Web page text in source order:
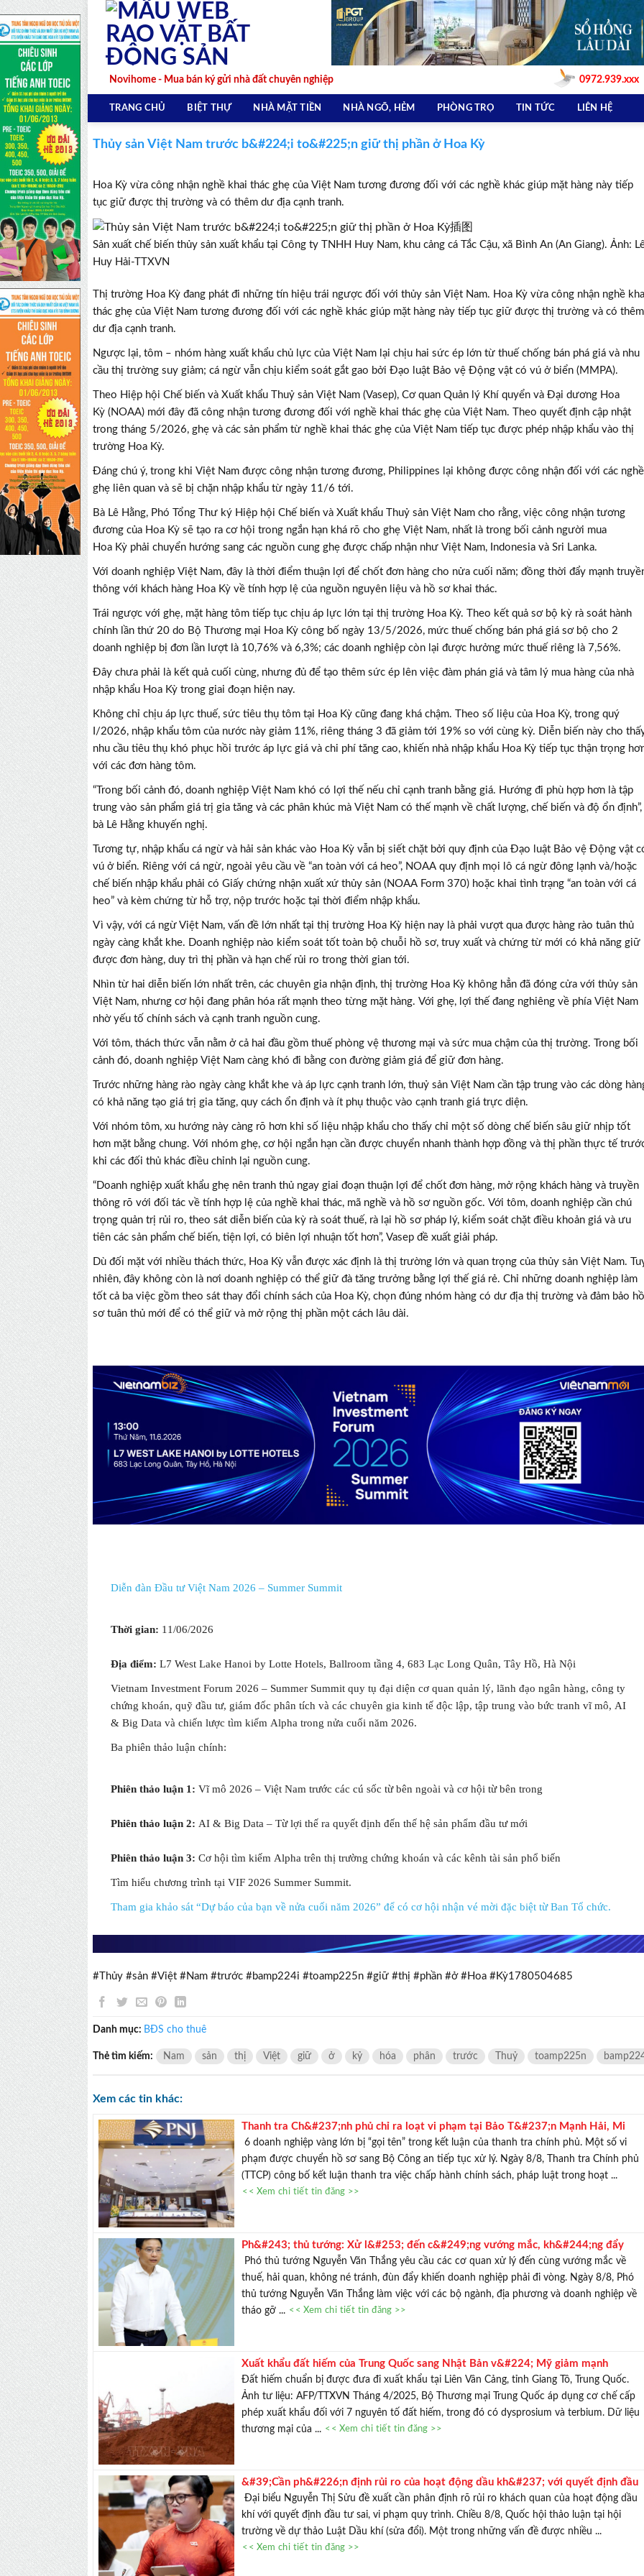
TƯ VẤN
Với hơn 1000 căn nhà và 50
chúng tôi sẽ giúp bạn
Skip
content
Novihome - Mua bán ký gửi nhà đất chuyên nghiệp 0972.939.xxx
TRANG CHỦ BIỆT THỰ NHÀ MẶT TIỀN NHÀ NGÕ, HẺM PHÒNG TRỌ TIN TỨC LIÊN HỆ
Thủy sản Việt Nam trước b&#224;i to&#225;n giữ thị phần ở Hoa Kỳ
Hoa Kỳ vừa công nhận nghề khai thác ghẹ của Việt Nam tương đương đối với các nghề khác giúp mặt hàng này tiếp
tục giữ được thị trường và có thêm dư địa cạnh tranh.
Sản xuất chế biến thủy sản xuất khẩu tại Công ty TNHH Huy Nam, khu cảng cá Tắc Cậu, xã Bình An (An Giang). Ảnh:
Huy Hải-TTXVN
Thị trường Hoa Kỳ đang phát đi những tín hiệu trái ngược đối với thủy sản Việt Nam. Hoa Kỳ vừa công nhận nghề
thác ghẹ của Việt Nam tương đương đối với các nghề khác giúp mặt hàng này tiếp tục giữ được thị trường và có thêm
dư địa cạnh tranh.
Ngược lại, tôm – nhóm hàng xuất khẩu chủ lực của Việt Nam lại chịu hai sức ép lớn từ thuế chống bán phá giá và nhu
cầu thị trường suy giảm; cá ngừ vẫn chịu kiểm soát gắt gao bởi Đạo luật Bảo vệ Động vật có vú ở biển (MMPA).
Theo Hiệp hội Chế biến và Xuất khẩu Thuỷ sản Việt Nam (Vasep), Cơ quan Quản lý Khí quyển và Đại dương Hoa
Kỳ (NOAA) mới đây đã công nhận tương đương đối với nghề khai thác ghẹ của Việt Nam. Theo quyết định cập nhật
trong tháng 5/2026, ghẹ và các sản phẩm từ nghề khai thác ghẹ của Việt Nam tiếp tục được phép nhập khẩu vào thị
trường Hoa Kỳ.
Đáng chú ý, trong khi Việt Nam được công nhận tương đương, Philippines lại không được công nhận đối với các nghề
ghẹ liên quan và sẽ bị chặn nhập khẩu từ ngày 11/6 tới.
Bà Lê Hằng, Phó Tổng Thư ký Hiệp hội Chế biến và Xuất khẩu Thuỷ sản Việt Nam cho rằng, việc công nhận tương
đương của Hoa Kỳ sẽ tạo ra cơ hội trong ngắn hạn khá rõ cho ghẹ Việt Nam, nhất là trong bối cảnh người mua
Hoa Kỳ phải chuyển hướng sang các nguồn cung ghẹ được chấp nhận như Việt Nam, Indonesia và Sri Lanka.
Với doanh nghiệp Việt Nam, đây là thời điểm thuận lợi để chốt đơn hàng cho nửa cuối năm; đồng thời đẩy mạnh
thông với khách hàng Hoa Kỳ về tính hợp lệ của nguồn nguyên liệu và hồ sơ khai thác.
Trái ngược với ghẹ, mặt hàng tôm tiếp tục chịu áp lực lớn tại thị trường Hoa Kỳ. Theo kết quả sơ bộ kỳ rà soát hành
chính lần thứ 20 do Bộ Thương mại Hoa Kỳ công bố ngày 13/5/2026, mức thuế chống bán phá giá sơ bộ cho 2
doanh nghiệp bị đơn lần lượt là 10,76% và 6,3%; các doanh nghiệp còn lại được hưởng mức thuế riêng là 7,56%.
Đây chưa phải là kết quả cuối cùng, nhưng đủ để tạo thêm sức ép lên việc đàm phán giá và tâm lý mua hàng của nhà
nhập khẩu Hoa Kỳ trong giai đoạn hiện nay.
Không chỉ chịu áp lực thuế, sức tiêu thụ tôm tại Hoa Kỳ cũng đang khá chậm. Theo số liệu của Hoa Kỳ, trong quý
I/2026, nhập khẩu tôm của nước này giảm 11%, riêng tháng 3 đã giảm tới 19% so với cùng kỳ. Diễn biến này cho
nhu cầu tiêu thụ khó phục hồi trước áp lực giá và chi phí tăng cao, khiến nhà nhập khẩu Hoa Kỳ tiếp tục thận trọng
với các đơn hàng tôm.
“Trong bối cảnh đó, doanh nghiệp Việt Nam khó có lợi thế nếu chỉ cạnh tranh bằng giá. Hướng đi phù hợp hơn là tập
trung vào sản phẩm giá trị gia tăng và các phân khúc mà Việt Nam có thế mạnh về chất lượng, chế biến và độ ổn định”,
bà Lê Hằng khuyến nghị.
Tương tự, nhập khẩu cá ngừ và hải sản khác vào Hoa Kỳ vẫn bị siết chặt bởi quy định của Đạo luật Bảo vệ Động vật
vú ở biển. Riêng với cá ngừ, ngoài yêu cầu về “an toàn với cá heo”, NOAA quy định mọi lô cá ngừ đông lạnh và/hoặc
chế biến nhập khẩu phải có Giấy chứng nhận xuất xứ thủy sản (NOAA Form 370) hoặc khai tình trạng “an toàn với cá
heo” và kèm chứng từ hỗ trợ, nộp trước hoặc tại thời điểm nhập khẩu.
Vì vậy, với cá ngừ Việt Nam, vấn đề lớn nhất tại thị trường Hoa Kỳ hiện nay là phải vượt qua được hàng rào tuân thủ
ngày càng khắt khe. Doanh nghiệp nào kiểm soát tốt toàn bộ chuỗi hồ sơ, truy xuất và chứng từ mới có khả năng giữ
được đơn hàng, duy trì thị phần và hạn chế rủi ro trong thời gian tới.
Nhìn từ hai diễn biến lớn nhất trên, các chuyên gia nhận định, thị trường Hoa Kỳ không hẳn đã đóng cửa với thủy sản
Việt Nam, nhưng cơ hội đang phân hóa rất mạnh theo từng mặt hàng. Với ghẹ, lợi thế đang nghiêng về phía Việt Nam
nhờ yếu tố chính sách và cạnh tranh nguồn cung.
Với tôm, thách thức vẫn nằm ở cả hai đầu gồm thuế phòng vệ thương mại và sức mua chậm của thị trường. Trong bối
cảnh đó, doanh nghiệp Việt Nam càng khó đi bằng con đường giảm giá để giữ đơn hàng.
Trước những hàng rào ngày càng khắt khe và áp lực cạnh tranh lớn, thuỷ sản Việt Nam cần tập trung vào các dòng
có khả năng tạo giá trị gia tăng, quy cách ổn định và ít phụ thuộc vào cạnh tranh giá trực diện.
Với nhóm tôm, xu hướng này càng rõ hơn khi số liệu nhập khẩu cho thấy chỉ một số dòng chế biến sâu giữ nhịp tốt
hơn mặt bằng chung. Với nhóm ghẹ, cơ hội ngắn hạn cần được chuyển nhanh thành hợp đồng và thị phần thực tế
khi các đối thủ khác điều chỉnh lại nguồn cung.
“Doanh nghiệp xuất khẩu ghẹ nên tranh thủ ngay giai đoạn thuận lợi để chốt đơn hàng, mở rộng khách hàng và truyền
thông rõ với đối tác về tính hợp lệ của nghề khai thác, mã nghề và hồ sơ nguồn gốc. Với tôm, doanh nghiệp cần chú
trọng quản trị rủi ro, theo sát diễn biến của kỳ rà soát thuế, rà lại hồ sơ pháp lý, kiểm soát chặt điều khoản giá và ưu
tiên các sản phẩm chế biến, tiện lợi, có biên lợi nhuận tốt hơn”, Vasep đề xuất giải pháp.
Dù đối mặt với nhiều thách thức, Hoa Kỳ vẫn được xác định là thị trường lớn và quan trọng của thủy sản Việt Nam.
nhiên, đây không còn là nơi doanh nghiệp có thể giữ đà tăng trưởng bằng lợi thế giá rẻ. Chỉ những doanh nghiệp làm
tốt cả ba việc gồm theo sát thay đổi chính sách của Hoa Kỳ, chọn đúng nhóm hàng có dư địa thị trường và đảm bảo hồ
sơ tuân thủ mới để có thể giữ và mở rộng thị phần một cách lâu dài.
Diễn đàn Đầu tư Việt Nam 2026 – Summer Summit
Thời gian: 11/06/2026
Địa điểm: L7 West Lake Hanoi by Lotte Hotels, Ballroom tầng 4, 683 Lạc Long Quân, Tây Hồ, Hà Nội
Vietnam Investment Forum 2026 – Summer Summit quy tụ đại diện cơ quan quản lý, lãnh đạo ngân hàng, công ty
chứng khoán, quỹ đầu tư, giám đốc phân tích và các chuyên gia kinh tế độc lập, tập trung vào bức tranh vĩ mô, AI
& Big Data và chiến lược tìm kiếm Alpha trong nửa cuối năm 2026.
Ba phiên thảo luận chính:
Phiên thảo luận 1: Vĩ mô 2026 – Việt Nam trước các cú sốc từ bên ngoài và cơ hội từ bên trong
Phiên thảo luận 2: AI & Big Data – Từ lợi thế ra quyết định đến thế hệ sản phẩm đầu tư mới
Phiên thảo luận 3: Cơ hội tìm kiếm Alpha trên thị trường chứng khoán và các kênh tài sản phổ biến
Tìm hiểu chương trình tại VIF 2026 Summer Summit.
Tham gia khảo sát “Dự báo của bạn về nửa cuối năm 2026” để có cơ hội nhận vé mời đặc biệt từ Ban Tổ chức.
#Thủy #sản #Việt #Nam #trước #bamp224i #toamp225n #giữ #thị #phần #ở #Hoa #Kỳ1780504685
Danh mục: BĐS cho thuê
Thẻ tìm kiếm: Nam sản thị Việt giữ ở kỷ hóa phân trước Thuỷ toamp225n
Xem các tin khác:
Thanh tra Ch&#237;nh phủ chỉ ra loạt vi phạm tại Bảo T&#237;n Mạnh Hải, Mi
Hồng, PNJ, SJC, DOJI, chuyển hồ sơ sang Bộ C&#244;ng an
6 doanh nghiệp vàng lớn bị “gọi tên” trong kết luận của thanh tra chính phủ. Một số vi
phạm được chuyển hồ sơ sang Bộ Công an tiếp tục xử lý. Ngày 8/8, Thanh tra Chính phủ
(TTCP) công bố kết luận thanh tra việc chấp hành chính sách, pháp luật trong hoạt ...
<< Xem chi tiết tin đăng >>
Ph&#243; thủ tướng: Xử l&#253; đến c&#249;ng vướng mắc, kh&#244;ng đẩy
doanh nghiệp đi v&#242;ng
Phó thủ tướng Nguyễn Văn Thắng yêu cầu các cơ quan xử lý đến cùng vướng mắc về
thuế, hải quan, không né tránh, đùn đẩy khiến doanh nghiệp phải đi vòng. Ngày 8/8, Phó
thủ tướng Nguyễn Văn Thắng làm việc với các bộ ngành, địa phương và doanh nghiệp về
tháo gỡ ... << Xem chi tiết tin đăng >>
Xuất khẩu đất hiếm của Trung Quốc sang Nhật Bản v&#224; Mỹ giảm mạnh
Đất hiếm chuẩn bị được đưa đi xuất khẩu tại Liên Vân Cảng, tỉnh Giang Tô, Trung Quốc.
Ảnh tư liệu: AFP/TTXVN Tháng 4/2025, Bộ Thương mại Trung Quốc áp dụng cơ chế cấp
phép xuất khẩu đối với 7 nguyên tố đất hiếm, trong đó có dysprosium và terbium. Dữ liệu
thương mại của ... << Xem chi tiết tin đăng >>
&#39;Cần ph&#226;n định rủi ro của hoạt động dầu kh&#237; với quyết định đầu
tư sai&#39;
Đại biểu Nguyễn Thị Sửu đề xuất cần phân định rõ rủi ro khách quan của hoạt động dầu
khí với quyết định đầu tư sai, vi phạm quy trình. Chiều 8/8, Quốc hội thảo luận tại hội
trường về dự thảo Luật Dầu khí (sửa đổi). Một trong những vấn đề được nhiều ...
<< Xem chi tiết tin đăng >>